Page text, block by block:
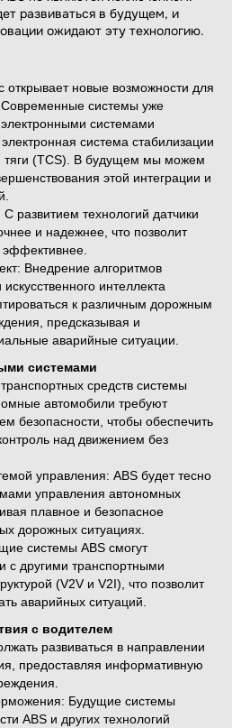
развиваться в будущем, и
ожидают эту технологию.
открывает новые возможности для
системы уже
системами
система стабилизации
тяги (TCS). В будущем мы можем
этой интеграции и
развитием технологий датчики
и надежнее, что позволит
Внедрение алгоритмов
интеллекта
к различным дорожным
предсказывая и
аварийные ситуации.
системами
средств системы
автомобили требуют
безопасности, чтобы обеспечить
над движением без
управления: ABS будет тесно
управления автономных
плавное и безопасное
дорожных ситуациях.
системы ABS смогут
с другими транспортными
(V2V и V2I), что позволит
аварийных ситуаций.
с водителем
развиваться в направлении
предоставляя информативную
Будущие системы
ABS и других технологий